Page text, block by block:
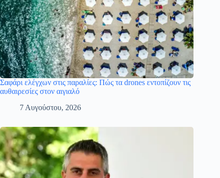
Σαφάρι ελέγχων στις παραλίες: Πώς τα drones εντοπίζουν τις
αυθαιρεσίες στον αιγιαλό
7 Αυγούστου, 2026